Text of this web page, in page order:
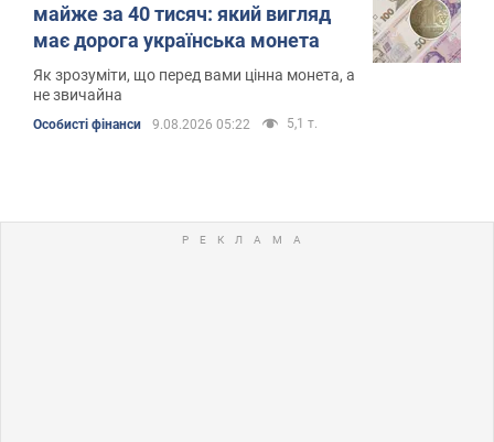
майже за 40 тисяч: який вигляд
має дорога українська монета
Як зрозуміти, що перед вами цінна монета, а
не звичайна
Особисті фінанси 9.08.2026 05:22 5,1 т.